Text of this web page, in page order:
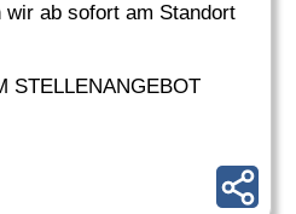
wir ab sofort am Standort
STELLENANGEBOT